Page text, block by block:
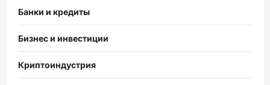
Банки и кредиты
Бизнес и инвестиции
Криптоиндустрия